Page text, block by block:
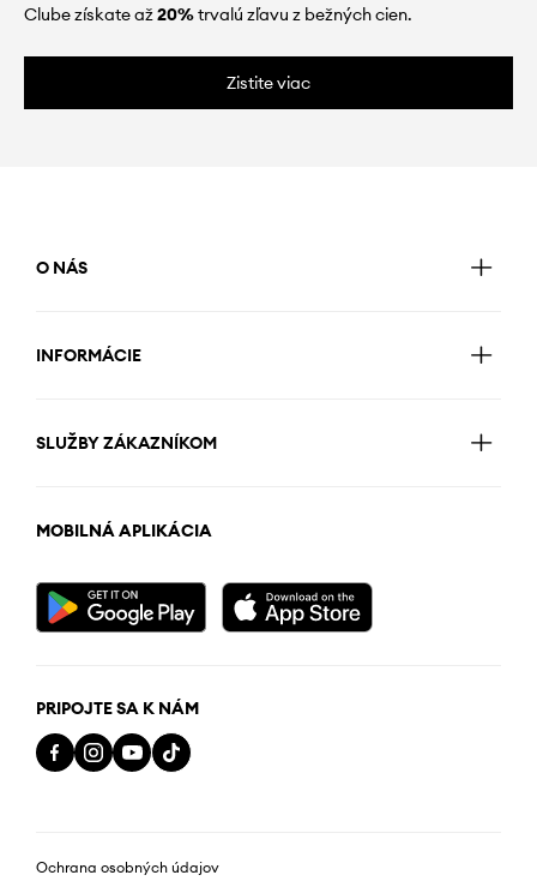
Clube získate až20%trvalú zľavu z bežných cien.
Zistite viac
O NÁS
INFORMÁCIE
SLUŽBY ZÁKAZNÍKOM
MOBILNÁ APLIKÁCIA
PRIPOJTE SA K NÁM
Ochrana osobných údajov